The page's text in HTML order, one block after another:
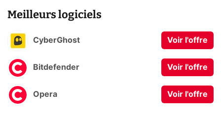
Meilleurs logiciels
CyberGhost Voir l'offre
Bitdefender Voir l'offre
Opera Voir l'offre